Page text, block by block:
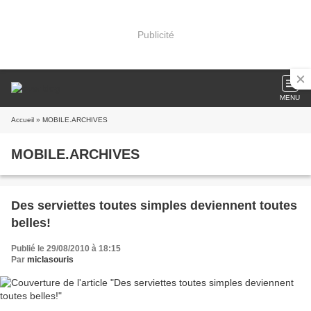
Publicité
MENU
Accueil » MOBILE.ARCHIVES
MOBILE.ARCHIVES
Des serviettes toutes simples deviennent toutes
belles!
Publié le 29/08/2010 à 18:15
Par miclasouris